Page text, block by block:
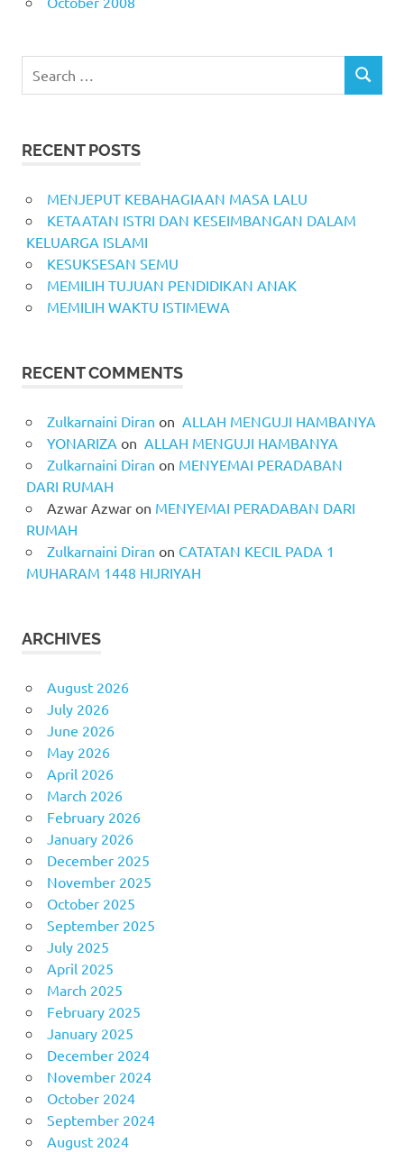
for:
SEARCH
RECENT POSTS
MENJEPUT KEBAHAGIAAN MASA LALU
KETAATAN ISTRI DAN KESEIMBANGAN DALAM
KELUARGA ISLAMI
KESUKSESAN SEMU
MEMILIH TUJUAN PENDIDIKAN ANAK
MEMILIH WAKTU ISTIMEWA
RECENT COMMENTS
Zulkarnaini Diran on ALLAH MENGUJI HAMBANYA
YONARIZA on ALLAH MENGUJI HAMBANYA
Zulkarnaini Diran on MENYEMAI PERADABAN
DARI RUMAH
Azwar Azwaron MENYEMAI PERADABAN DARI
RUMAH
Zulkarnaini Diran on CATATAN KECIL PADA 1
MUHARAM 1448 HIJRIYAH
ARCHIVES
August 2026
July 2026
June 2026
May 2026
April 2026
March 2026
February 2026
January 2026
December 2025
November 2025
October 2025
September 2025
July 2025
April 2025
March 2025
February 2025
January 2025
December 2024
November 2024
October 2024
September 2024
August 2024